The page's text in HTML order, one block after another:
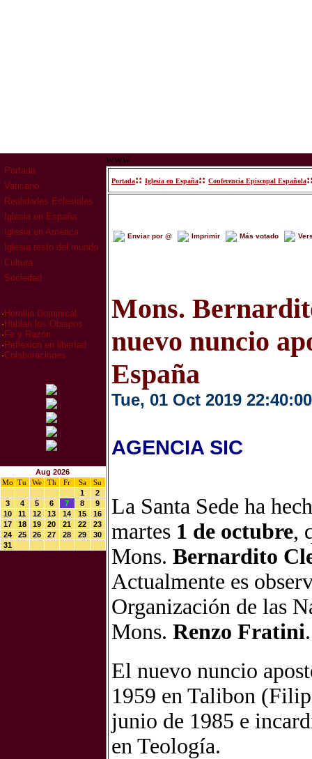
Portada
Vaticano
Realidades Eclesiales
Iglesia en España
Iglesia en América
Iglesia resto del mundo
Cultura
Sociedad
· Homilia Dominical
· Hablan los Obispos
· Fe y Razón
· Reflexion en libertad
·Colaboraciones
Aug 2026
Mo
Tu We Th Fr Sa
Su
1
2
3
4 5 6 7 8
9
10
11 12 13 14 15
16
17
18 19 20 21 22
23
24
25 26 27 28 29
30
31
www
Portada:: Iglesia en España:: Conferencia Episcopal Española
Enviar por @ Imprimir Más votado
Mons.
nuevo nuncio
España
Tue, 01 Oct 2019 22:40:00
AGENCIA SIC
La Santa Sede ha
martes 1 de octubre,
Mons. Bernardito
Actualmente es
Organización de las
Mons. Renzo Fratini.
El nuevo nuncio
1959 en Talibon
junio de 1985 e
en Teología.